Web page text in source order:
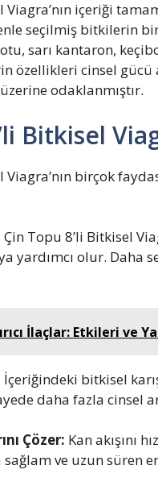
Viagra’nın içeriği
seçilmiş bitkilerin
sarı kantaron,
özellikleri cinsel gücü
odaklanmıştır.
Bitkisel
birçok
Çin Topu 8’li Bitkisel
yardımcı olur. Daha
İlaçlar: Etkileri ve
İçeriğindeki bitkisel
daha fazla cinsel
Çözer: Kan akışını
sağlam ve uzun süren